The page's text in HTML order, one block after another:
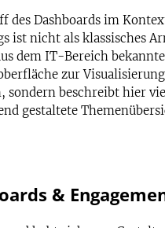
des Dashboards im
ist nicht als klassisches
dem IT-Bereich bekannte
zur
sondern beschreibt hier
gestaltete
&